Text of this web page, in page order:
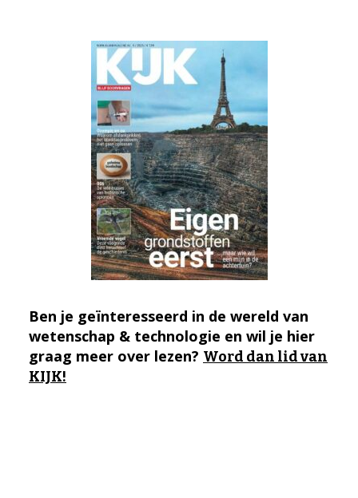
Ben je geïnteresseerd in de wereld van
wetenschap & technologie en wil je hier
graag meer over lezen? Word dan lid van
KIJK!